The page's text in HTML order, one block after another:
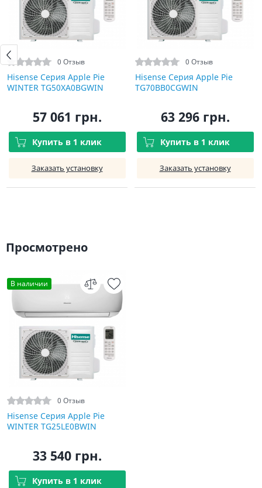
0 Отзыв
Hisense Серия Apple Pie
WINTER TG50XA0BGWIN
57 061 грн.
Купить в 1 клик
Заказать установку
0 Отзыв
Hisense Серия Apple Pie
TG70BB0CGWIN
63 296 грн.
Купить в 1 клик
Заказать установку
Просмотрено
В наличии
0 Отзыв
Hisense Серия Apple Pie
WINTER TG25LE0BWIN
33 540 грн.
Купить в 1 клик